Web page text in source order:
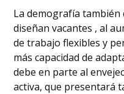
La demografía también
diseñan vacantes , al
de trabajo flexibles y
más capacidad de
debe en parte al
activa, que presentará